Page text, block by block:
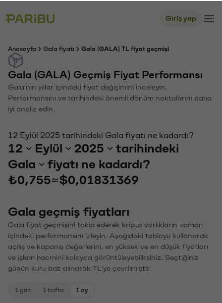
Giriş yap
Anasayfa Gala fiyatı Gala (GALA) TL fiyat geçmişi
Gala (GALA) Geçmiş Fiyat Performansı
Gala'nın yıllar içindeki fiyat değişimini inceleyin.
Performansını ve tarihindeki önemli dönüm noktalarını daha
iyi analiz edin.
12 Eylül 2025 tarihindeki Gala fiyatı ne kadardı?
12 Eylül 2025
tarihindeki
Gala
fiyatı ne kadardı?
₺0,755≈$0,01831369
Gala geçmiş fiyatları
Gala fiyat geçmişini takip ederek kripto varlıkların zaman
içindeki performansını izleyin. Aşağıdaki tabloyu kullanarak
açılış ve kapanış değerlerini, en yüksek ve en düşük fiyatları
ve işlem hacmini kolayca görüntüleyebilirsiniz. Seçtiğiniz
günün kuru baz alınarak TL'ye çevrilmiştir.
1 gün 1 hafta 1 ay